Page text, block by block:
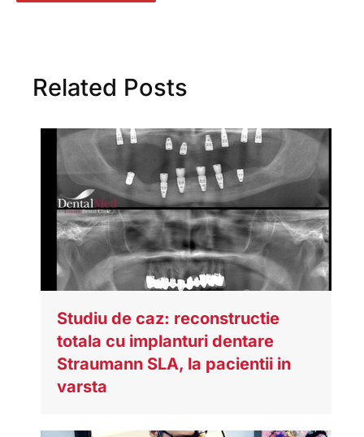
Related Posts
Studiu de caz: reconstructie
totala cu implanturi dentare
Straumann SLA, la pacientii in
varsta